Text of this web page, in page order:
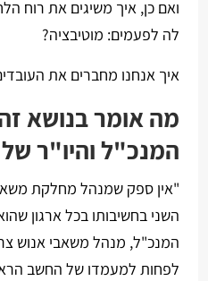
ואם כן, איך משיגים את רוח
לה לפעמים: מוטיבציה?
איך אנחנו מחברים את
מה אומר בנושא
המנכ"ל והיו"ר של GE.
"אין ספק שמנהל מחלקת
השני בחשיבותו בכל ארגון
המנכ"ל, מנהל משאבי אנוש
לפחות למעמדו של החשב